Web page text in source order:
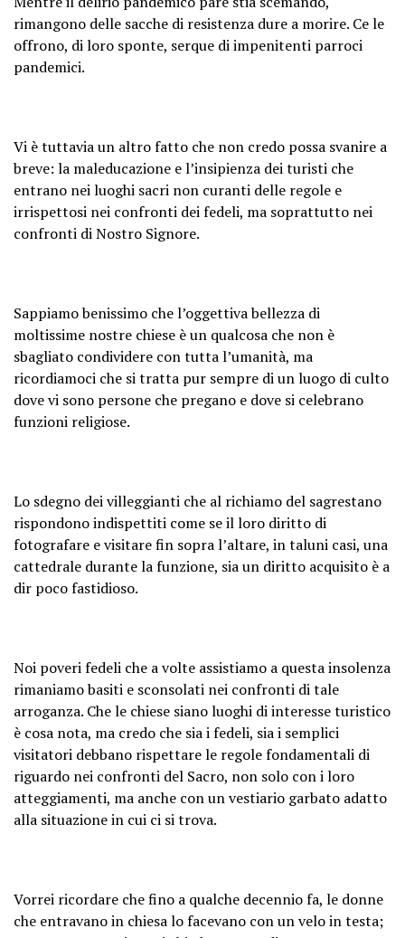
rimangono delle sacche di resistenza dure a morire. Ce le
offrono, di loro sponte, serque di impenitenti parroci
pandemici.
Vi è tuttavia un altro fatto che non credo possa svanire a
breve: la maleducazione e l’insipienza dei turisti che
entrano nei luoghi sacri non curanti delle regole e
irrispettosi nei confronti dei fedeli, ma soprattutto nei
confronti di Nostro Signore.
Sappiamo benissimo che l’oggettiva bellezza di
moltissime nostre chiese è un qualcosa che non è
sbagliato condividere con tutta l’umanità, ma
ricordiamoci che si tratta pur sempre di un luogo di culto
dove vi sono persone che pregano e dove si celebrano
funzioni religiose.
Lo sdegno dei villeggianti che al richiamo del sagrestano
rispondono indispettiti come se il loro diritto di
fotografare e visitare fin sopra l’altare, in taluni casi, una
cattedrale durante la funzione, sia un diritto acquisito è a
dir poco fastidioso.
Noi poveri fedeli che a volte assistiamo a questa insolenza
rimaniamo basiti e sconsolati nei confronti di tale
arroganza. Che le chiese siano luoghi di interesse turistico
è cosa nota, ma credo che sia i fedeli, sia i semplici
visitatori debbano rispettare le regole fondamentali di
riguardo nei confronti del Sacro, non solo con i loro
atteggiamenti, ma anche con un vestiario garbato adatto
alla situazione in cui ci si trova.
Vorrei ricordare che fino a qualche decennio fa, le donne
che entravano in chiesa lo facevano con un velo in testa;